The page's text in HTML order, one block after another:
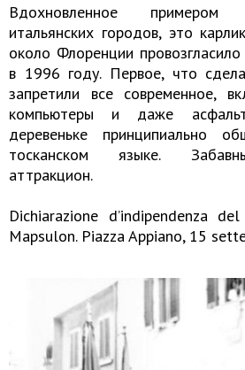
Вдохновленное
итальянских городов, это
около Флоренции
в 1996 году. Первое, что
запретили все современное,
компьютеры и даже
деревеньке принципиально
тосканском языке.
аттракцион.
Dichiarazione d’indipendenza
Mapsulon. Piazza Appiano, 15